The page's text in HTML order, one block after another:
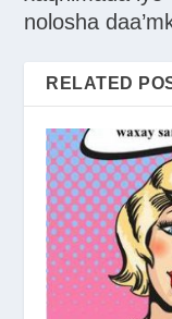
nolosha
RELATED